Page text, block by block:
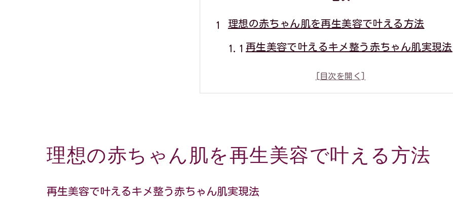
理想の赤ちゃん肌を再生美容で叶える方法
再生美容で叶えるキメ整う赤ちゃん肌実現法
赤ちゃん肌への再生美容施術のポイント解説
再生美容が導くキメ細かな肌の最新理論
埼玉県で話題の再生美容体験記
埼玉県で注目の再生美容体験の実際と効果
理想の赤ちゃん肌を再生美容で叶える方法
再生美容で叶えるキメ整う赤ちゃん肌実現法